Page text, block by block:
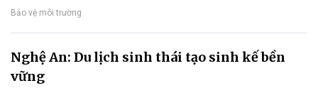
Bảo vệ môi trường
Nghệ An: Du lịch sinh thái tạo sinh kế bền
vững